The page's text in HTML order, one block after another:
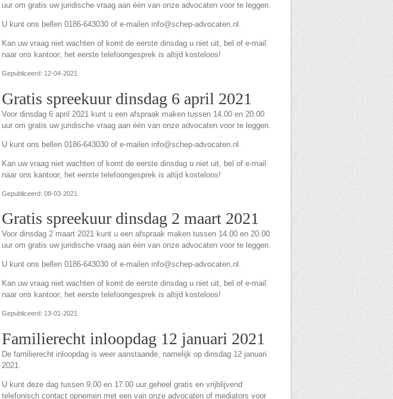
uur om gratis uw juridische vraag aan één van onze advocaten voor te leggen.
U kunt ons bellen 0186-643030 of e-mailen info@schep-advocaten.nl.
Kan uw vraag niet wachten of komt de eerste dinsdag u niet uit, bel of e-mail
naar ons kantoor; het eerste telefoongesprek is altijd kosteloos!
Gepubliceerd: 12-04-2021
Gratis spreekuur dinsdag 6 april 2021
Voor dinsdag 6 april 2021 kunt u een afspraak maken tussen 14.00 en 20.00
uur om gratis uw juridische vraag aan één van onze advocaten voor te leggen.
U kunt ons bellen 0186-643030 of e-mailen info@schep-advocaten.nl.
Kan uw vraag niet wachten of komt de eerste dinsdag u niet uit, bel of e-mail
naar ons kantoor; het eerste telefoongesprek is altijd kosteloos!
Gepubliceerd: 08-03-2021
Gratis spreekuur dinsdag 2 maart 2021
Voor dinsdag 2 maart 2021 kunt u een afspraak maken tussen 14.00 en 20.00
uur om gratis uw juridische vraag aan één van onze advocaten voor te leggen.
U kunt ons bellen 0186-643030 of e-mailen info@schep-advocaten.nl.
Kan uw vraag niet wachten of komt de eerste dinsdag u niet uit, bel of e-mail
naar ons kantoor; het eerste telefoongesprek is altijd kosteloos!
Gepubliceerd: 13-01-2021
Familierecht inloopdag 12 januari 2021
De familierecht inloopdag is weer aanstaande, namelijk op dinsdag 12 januari
2021.
U kunt deze dag tussen 9.00 en 17.00 uur geheel gratis en vrijblijvend
telefonisch contact opnemen met een van onze advocaten of mediators voor